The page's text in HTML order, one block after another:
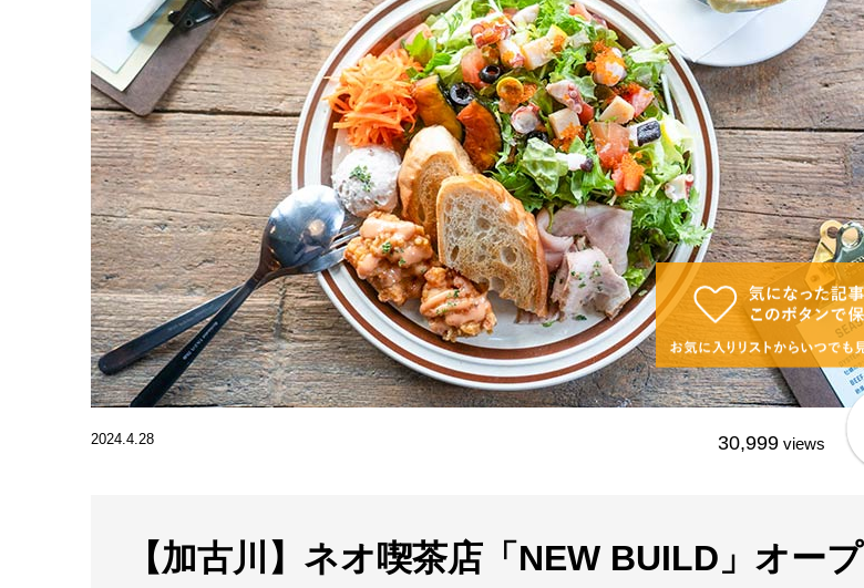
2024.4.28 30,999views
【加古川】ネオ喫茶店「NEW BUILD」オープ